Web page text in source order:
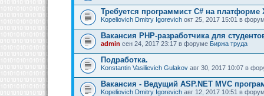
Требуется программист C# на платформе
Kopeliovich Dmitry Igorevich окт 25, 2017 15:01 в
Вакансия PHP-разработчика для
admin сен 24, 2017 23:17 в форуме Биржа труда
Подработка.
Konstantin Vasilievich Gulakov авг 30, 2017 10:07 в
Вакансия - Ведущий ASP.NET MVC
Kopeliovich Dmitry Igorevich авг 12, 2017 10:51 в